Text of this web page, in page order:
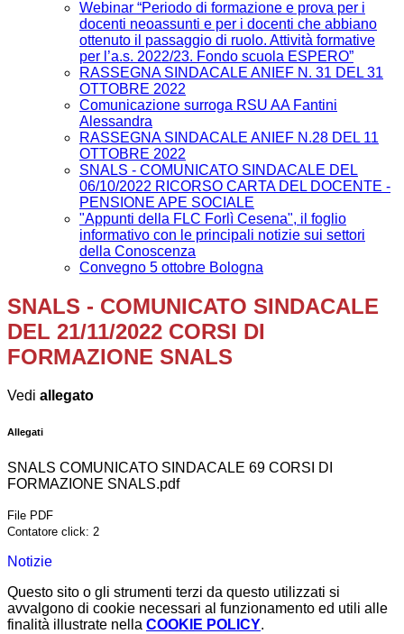
Webinar “Periodo di formazione e prova per i
docenti neoassunti e per i docenti che abbiano
ottenuto il passaggio di ruolo. Attività formative
per l’a.s. 2022/23. Fondo scuola ESPERO”
RASSEGNA SINDACALE ANIEF N. 31 DEL 31
OTTOBRE 2022
Comunicazione surroga RSU AA Fantini
Alessandra
RASSEGNA SINDACALE ANIEF N.28 DEL 11
OTTOBRE 2022
SNALS - COMUNICATO SINDACALE DEL
06/10/2022 RICORSO CARTA DEL DOCENTE -
PENSIONE APE SOCIALE
"Appunti della FLC Forlì Cesena", il foglio
informativo con le principali notizie sui settori
della Conoscenza
Convegno 5 ottobre Bologna
SNALS - COMUNICATO SINDACALE
DEL 21/11/2022 CORSI DI
FORMAZIONE SNALS
Vedi allegato
Allegati
SNALS COMUNICATO SINDACALE 69 CORSI DI
FORMAZIONE SNALS.pdf
File PDF
Contatore click: 2
Notizie
Questo sito o gli strumenti terzi da questo utilizzati si
avvalgono di cookie necessari al funzionamento ed utili alle
finalità illustrate nella COOKIE POLICY.